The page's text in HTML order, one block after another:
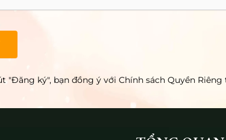
"Đăng ký", bạn đồng ý với Chính sách Quyền